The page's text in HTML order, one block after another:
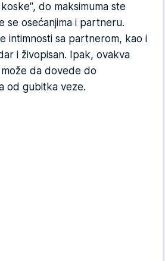
do maksimuma ste
se osećanjima i partneru.
intimnosti sa partnerom, kao i
i živopisan. Ipak, ovakva
da dovede do
od gubitka veze.